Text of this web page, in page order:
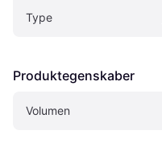
Type
Produktegenskaber
Volumen